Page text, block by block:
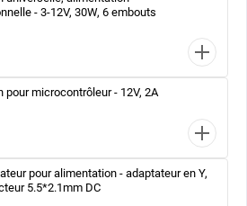
- 3-12V, 30W, 6 embouts
pour microcontrôleur - 12V, 2A
pour alimentation - adaptateur en Y,
5.5*2.1mm DC